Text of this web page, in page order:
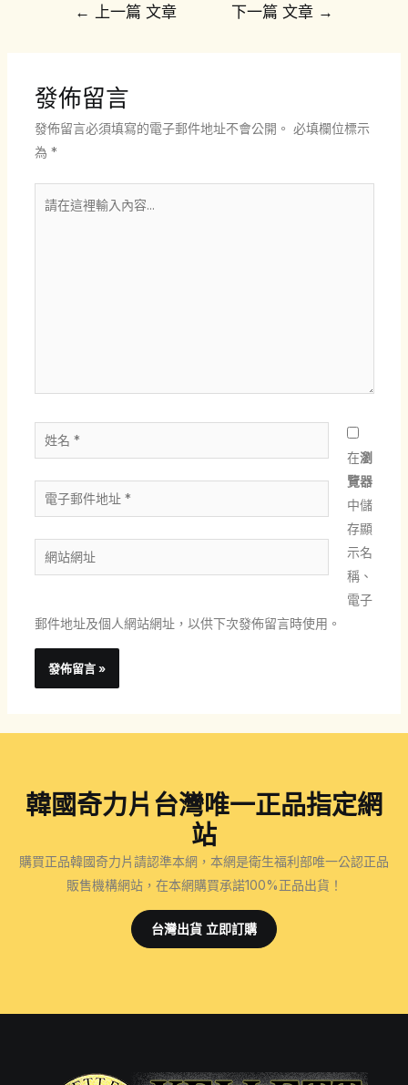
← 上一篇 文章 下一篇 文章 →
發佈留言
發佈留言必須填寫的電子郵件地址不會公開。 必填欄位標示
為 *
名
*
電
子
郵
件
*
站
址
在瀏
覽器
中儲
存顯
示名
稱、
電子
郵件地址及個人網站網址，以供下次發佈留言時使用。
韓國奇力片台灣唯一正品指定網
站
購買正品韓國奇力片請認準本網，本網是衛生福利部唯一公認正品
販售機構網站，在本網購買承諾100%正品出貨！
台灣出貨 立即訂購